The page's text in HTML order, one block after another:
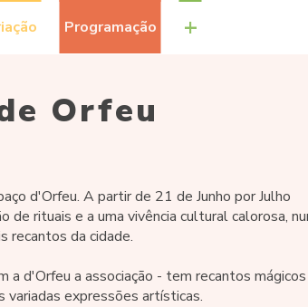
Programação +
Orfeu
d'Orfeu. A partir de 21 de Junho por Julho
rituais e a uma vivência cultural calorosa,
recantos da cidade.
a d'Orfeu a associação - tem recantos mágicos
variadas expressões artísticas.